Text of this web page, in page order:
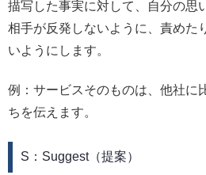
描写した事実に対して、自分の思
相手が反発しないように、責めた
いようにします。
例：サービスそのものは、他社に
ちを伝えます。
S：Suggest（提案）